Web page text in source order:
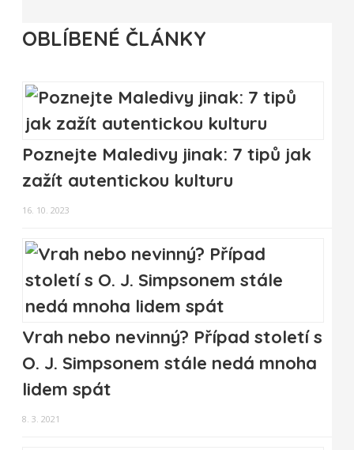
OBLÍBENÉ ČLÁNKY
Poznejte Maledivy jinak: 7 tipů jak
zažít autentickou kulturu
16. 10. 2023
Vrah nebo nevinný? Případ století s
O. J. Simpsonem stále nedá mnoha
lidem spát
8. 3. 2021